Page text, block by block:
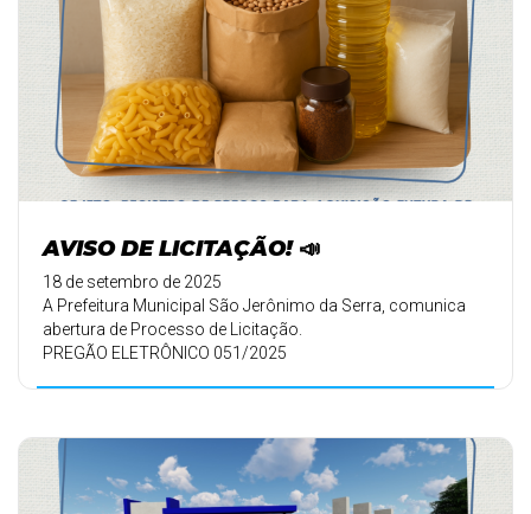
AVISO DE LICITAÇÃO! 📣
18 de setembro de 2025
A Prefeitura Municipal São Jerônimo da Serra, comunica
abertura de Processo de Licitação.
PREGÃO ELETRÔNICO 051/2025